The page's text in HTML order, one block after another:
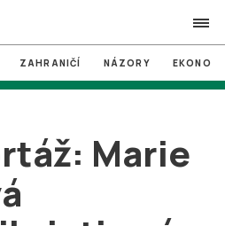
search
ZAHRANIČÍ NÁZORY
Marie